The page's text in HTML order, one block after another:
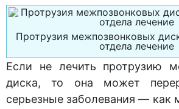
Протрузия межпозвонковых
отдела лечение
Если не лечить протрузию
диска, то она может
серьезные заболевания — как